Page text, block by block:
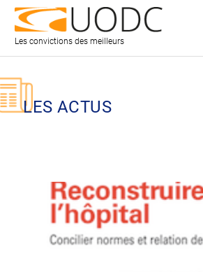
Les convictions des meilleurs
LES ACTUS